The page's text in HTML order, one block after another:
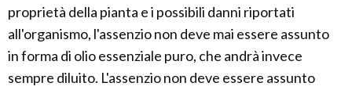
proprietà della pianta e i possibili danni riportati
all'organismo, l'assenzio non deve mai essere assunto
in forma di olio essenziale puro, che andrà invece
sempre diluito. L'assenzio non deve essere assunto